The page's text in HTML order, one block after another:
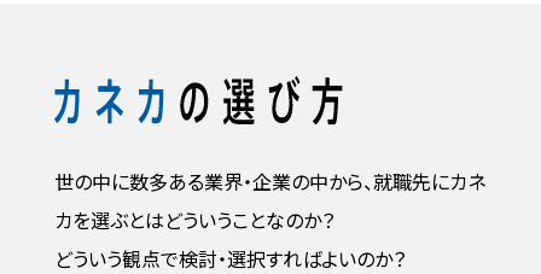
世の中に数多ある業界・企業の中から、就職先にカネ
カを選ぶとはどういうことなのか？
どういう観点で検討・選択すればよいのか？